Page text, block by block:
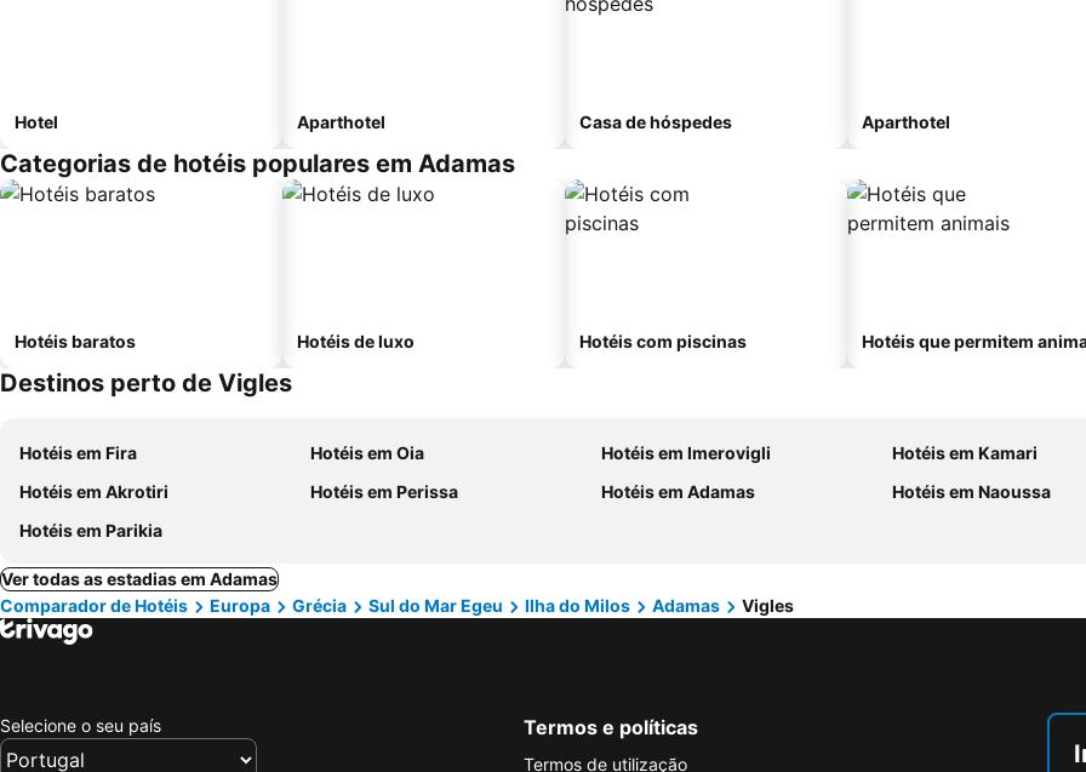
Hotel Aparthotel Casa de hóspedes Aparthotel
Categorias de hotéis populares em Adamas
Hotéis baratos Hotéis de luxo Hotéis com piscinas Hotéis que permitem
Destinos perto de Vigles
Hotéis em Fira Hotéis em Oia Hotéis em Imerovigli
Hotéis em Kamari
Hotéis em Akrotiri
Hotéis em Perissa Hotéis em Adamas
Hotéis em Naoussa
Hotéis em Parikia
Ver todas as estadias em Adamas
Comparador de Hotéis
Europa Grécia Sul do Mar Egeu Ilha do Milos Adamas Vigles
Selecione o seu país Termos e políticas
Termos de utilização